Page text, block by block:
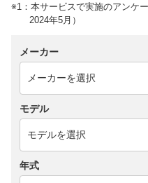
※1：本サービスで実施のアンケ
2024年5月）
メーカー
モデル
年式